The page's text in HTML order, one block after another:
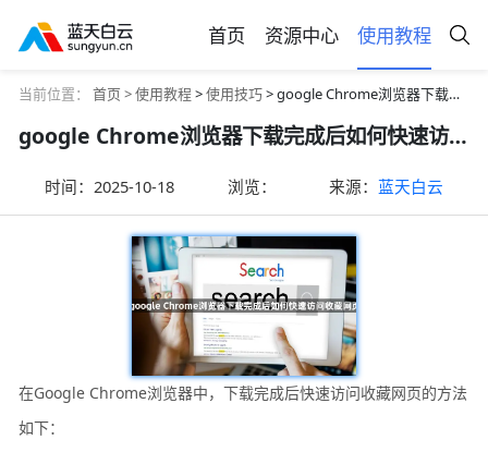
首页 资源中心 使用教程
当前位置： 首页 >使用教程>使用技巧> google Chrome浏览器下载完成后如何快速访问收藏网页
google Chrome浏览器下载完成后如何快速访问收藏网页
时间：2025-10-18 浏览： 来源： 蓝天白云
在Google Chrome浏览器中，下载完成后快速访问收藏网页的方法
如下：